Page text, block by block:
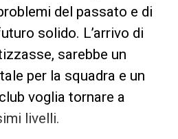
del passato e di
solido. L’arrivo di
sarebbe un
per la squadra e un
voglia tornare a
livelli.